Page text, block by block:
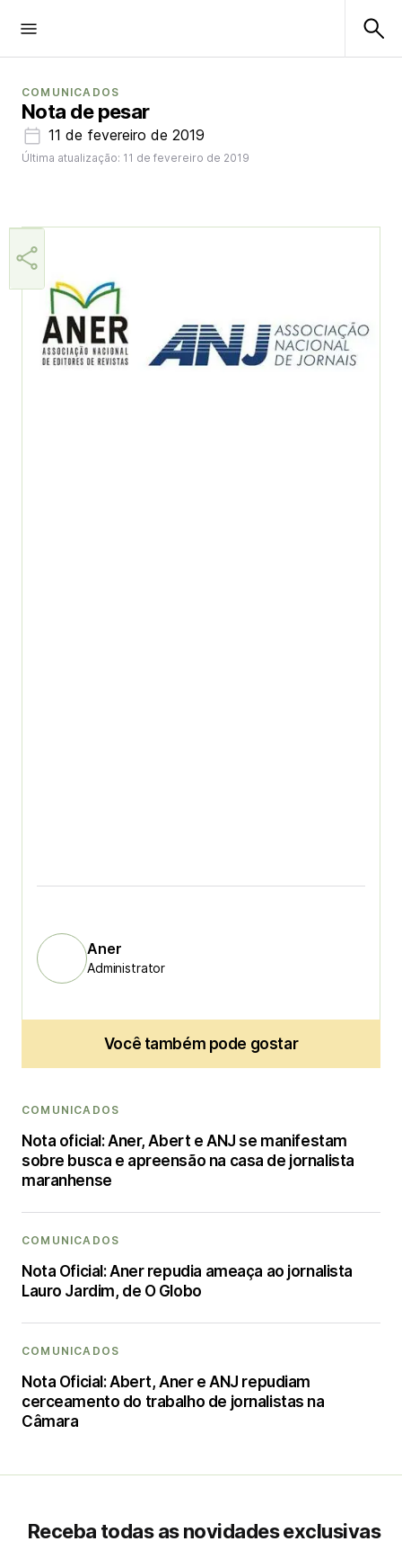
COMUNICADOS
Nota de pesar
11 de fevereiro de 2019
Última atualização: 11 de fevereiro de 2019
Aner
Aner
Administrator
Você também pode gostar
COMUNICADOS
Nota oficial: Aner, Abert e ANJ se manifestam
sobre busca e apreensão na casa de jornalista
maranhense
COMUNICADOS
Nota Oficial: Aner repudia ameaça ao jornalista
Lauro Jardim, de O Globo
COMUNICADOS
Nota Oficial: Abert, Aner e ANJ repudiam
cerceamento do trabalho de jornalistas na
Câmara
Receba todas as novidades exclusivas